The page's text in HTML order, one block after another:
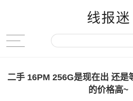
线报迷
二手 16PM 256G是现在出 还是
的价格高~